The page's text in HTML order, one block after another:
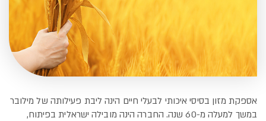
אספקת מזון בסיסי איכותי לבעלי חיים הינה ליבת פעילותה של מילובר
במשך למעלה מ-60 שנה. החברה הינה מובילה ישראלית בפיתוח,